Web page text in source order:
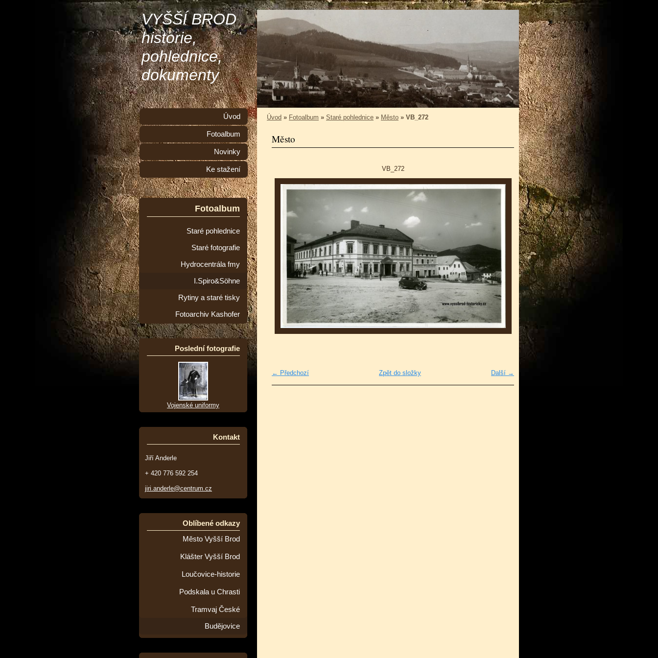
VYŠŠÍ BROD
historie,
pohlednice,
dokumenty
Úvod » Fotoalbum » Staré pohlednice » Město » VB_272
Město
VB_272
← Předchozí Další →
Zpět do složky
Úvod
Fotoalbum
Novinky
Ke stažení
Fotoalbum
Staré pohlednice
Staré fotografie
Hydrocentrála fmy
I.Spiro&Söhne
Rytiny a staré tisky
Fotoarchiv Kashofer
Poslední fotografie
Vojenské uniformy
Kontakt
Jiří Anderle
+ 420 776 592 254
jiri.anderle@centrum.cz
Oblíbené odkazy
Město Vyšší Brod
Klášter Vyšší Brod
Loučovice-historie
Podskala u Chrasti
Tramvaj České
Budějovice